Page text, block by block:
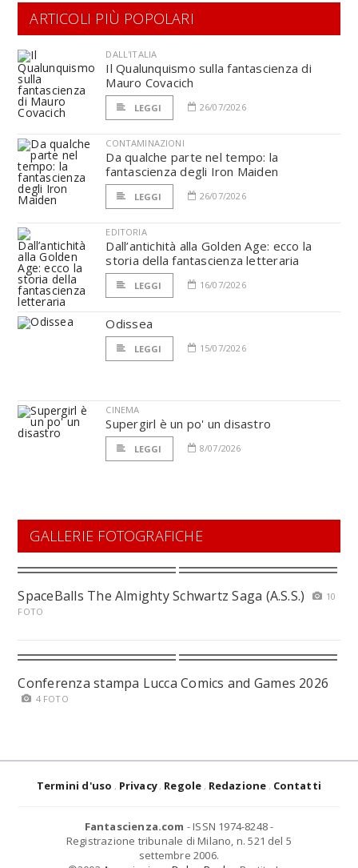
ARTICOLI PIÙ POPOLARI
DALL'ITALIA
Il Qualunquismo sulla fantascienza di
Mauro Covacich
LEGGI 26/07/2026
CONTAMINAZIONI
Da qualche parte nel tempo: la
fantascienza degli Iron Maiden
LEGGI 26/07/2026
EDITORIA
Dall’antichità alla Golden Age: ecco la
storia della fantascienza letteraria
LEGGI 16/07/2026
Odissea
LEGGI 15/07/2026
CINEMA
Supergirl è un po' un disastro
LEGGI 8/07/2026
GALLERIE FOTOGRAFICHE
SpaceBalls The Almighty Schwartz Saga (A.S.S.)
10
FOTO
Conferenza stampa Lucca Comics and Games 2026
4 FOTO
Termini d'uso Privacy Regole Redazione Contatti
Fantascienza.com - ISSN 1974-8248 -
Registrazione tribunale di Milano, n. 521 del 5
settembre 2006.